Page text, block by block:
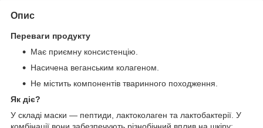
Опис
Переваги продукту
Має приємну консистенцію.
Насичена веганським колагеном.
Не містить компонентів тваринного походження.
Як діє?
У складі маски — пептиди, лактоколаген та лактобактерії. У
комбінації вони забезпечують різнобічний вплив на шкіру: